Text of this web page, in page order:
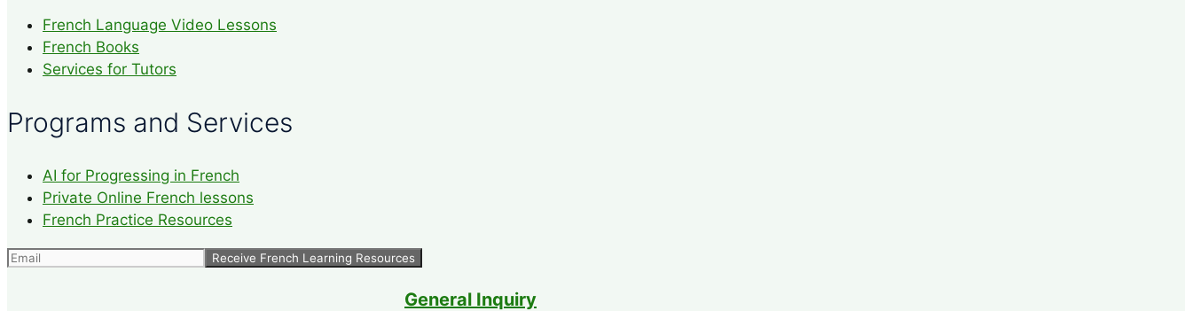
French Language Video Lessons
French Books
Services for Tutors
Programs and Services
AI for Progressing in French
Private Online French lessons
French Practice Resources
General Inquiry